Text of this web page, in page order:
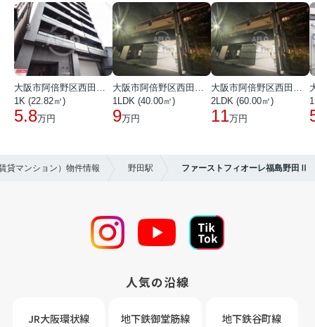
大阪市阿倍野区西田辺町１丁目
1K (22.82㎡)
5.8万円
大阪市阿倍野区西田辺町１丁目
1LDK (40.00㎡)
9万円
大阪市阿倍野区西田辺町１丁目
2LDK (60.00㎡)
11万円
貸マンション）物件情報 野田駅 ファーストフィオーレ福島野田Ⅱ
人気の沿線
JR大阪環状線 地下鉄御堂筋線 地下鉄谷町線